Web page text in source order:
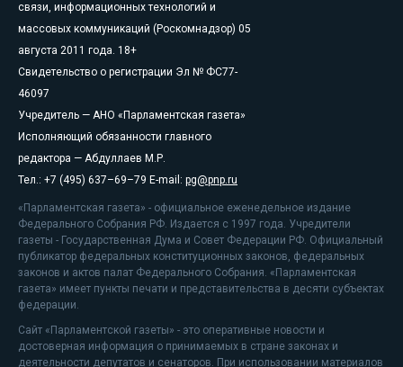
связи, информационных технологий и
массовых коммуникаций (Роскомнадзор) 05
августа 2011 года. 18+
Свидетельство о регистрации Эл № ФС77-
46097
Учредитель — АНО «Парламентская газета»
Исполняющий обязанности главного
редактора — Абдуллаев М.Р.
Тел.: +7 (495) 637–69–79 E-mail: pg@pnp.ru
«Парламентская газета» - официальное еженедельное издание
Федерального Собрания РФ. Издается с 1997 года. Учредители
газеты - Государственная Дума и Совет Федерации РФ. Официальный
публикатор федеральных конституционных законов, федеральных
законов и актов палат Федерального Собрания. «Парламентская
газета» имеет пункты печати и представительства в десяти субъектах
федерации.
Сайт «Парламентской газеты» - это оперативные новости и
достоверная информация о принимаемых в стране законах и
деятельности депутатов и сенаторов. При использовании материалов